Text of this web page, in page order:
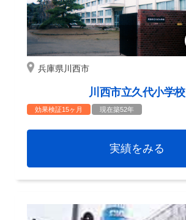
兵庫県川西市
川西市立久代小学校
効果検証15ヶ月 現在築52年
実績をみる